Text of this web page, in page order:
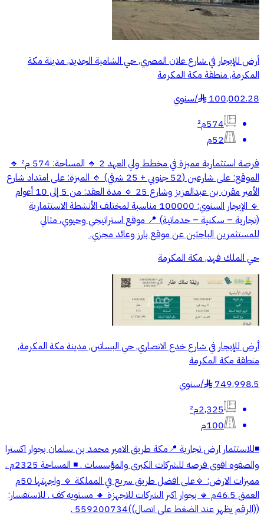
أرض للإيجار في شارع علان المصري, حي الشامية الجديد, مدينة مكة
المكرمة, منطقة مكة المكرمة
100,002.28
§
/سنوي
574م²
52م
فرصة استثمارية مميزة في مخطط ولي العهد 2 🔹 المساحة: 574 م² 🔹
الموقع: على شارعين (52 جنوبي + 25 شرقي) 🔹 الميزة: على امتداد شارع
الأمير مقرن بن عبدالعزيز وشارع 25 🔹 مدة العقد: من 5 إلى 10 أعوام
🔹 الإيجار السنوي: 100000 مناسبة لمختلف الأنشطة الاستثمارية
(تجارية – سكنية – خدماتية) 📍 موقع استراتيجي وحيوي، مثالي
للمستثمرين الباحثين عن موقع بارز وعائد مجزي. ⁩
حي الملك فهد, مكة المكرمة
أرض للإيجار في شارع خدع الانصاري, حي البساتين, مدينة مكة المكرمة,
منطقة مكة المكرمة
749,998.5
§
/سنوي
2,325م²
100م
◾️للاستثمار ارض تجارية 📍مكة طريق الامير محمد بن سلمان بجوار اكسترا
والصفوه اقوى فرصه للشركات الكبرى والمؤسسات . ◾️ المساحة 2325م .
مميزات الارض: 🔸على افضل طريق سريع في المملكة 🔸 واجهتها 50م
العمق 46.5م 🔸 بجوار اكبر الشركات للاجهزة 🔸 مستويه كف . للاستفسار:
((الرقم يظهر عند الضغط على اتصال))559200734 .